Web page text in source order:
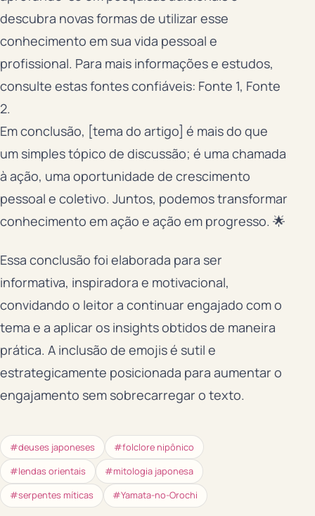
descubra novas formas de utilizar esse
conhecimento em sua vida pessoal e
profissional. Para mais informações e estudos,
consulte estas fontes confiáveis: Fonte 1, Fonte
2.
Em conclusão, [tema do artigo] é mais do que
um simples tópico de discussão; é uma chamada
à ação, uma oportunidade de crescimento
pessoal e coletivo. Juntos, podemos transformar
conhecimento em ação e ação em progresso. 🌟
Essa conclusão foi elaborada para ser
informativa, inspiradora e motivacional,
convidando o leitor a continuar engajado com o
tema e a aplicar os insights obtidos de maneira
prática. A inclusão de emojis é sutil e
estrategicamente posicionada para aumentar o
engajamento sem sobrecarregar o texto.
#deuses japoneses
#folclore nipônico
#lendas orientais
#mitologia japonesa
#serpentes míticas
#Yamata-no-Orochi